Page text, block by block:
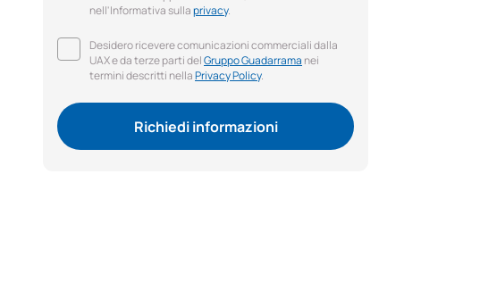
nell'Informativa sullaprivacy.
Desidero ricevere comunicazioni commerciali dalla
UAX e da terze parti delGruppo Guadarrama nei
termini descritti nellaPrivacy Policy.
Richiedi informazioni